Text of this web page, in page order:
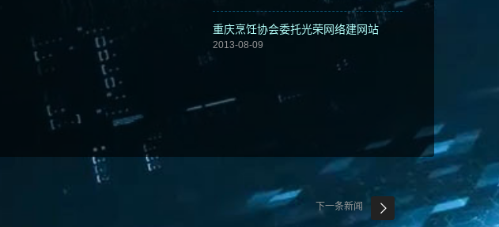
重庆烹饪协会委托光荣网络建网站
2013-08-09
下一条新闻